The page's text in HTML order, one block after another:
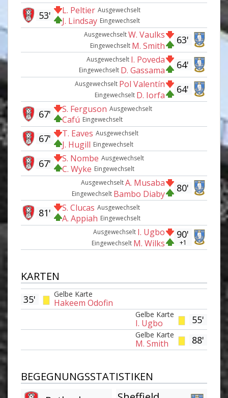
Ausgewechselt
L. Peltier
Eingewechselt
J. Lindsay
53'
63'
AusgewechseltW. Vaulks
Eingewechselt M. Smith
64'
Ausgewechselt I. Poveda
Eingewechselt D. Gassama
64'
Ausgewechselt Pol Valentín
Eingewechselt D. Iorfa
Ausgewechselt
S. Ferguson
Eingewechselt
Cafú
67'
Ausgewechselt
T. Eaves
Eingewechselt
J. Hugill
67'
Ausgewechselt
S. Nombe
Eingewechselt
C. Wyke
67'
80'
AusgewechseltA. Musaba
Eingewechselt Bambo Diaby
Ausgewechselt
S. Clucas
Eingewechselt
A. Appiah
81'
90'
+1
Ausgewechselt I. Ugbo
Eingewechselt M. Wilks
KARTEN
Gelbe Karte
Hakeem Odofin
35'
55'
Gelbe Karte
I. Ugbo
88'
Gelbe Karte
M. Smith
BEGEGNUNGSSTATISTIKEN